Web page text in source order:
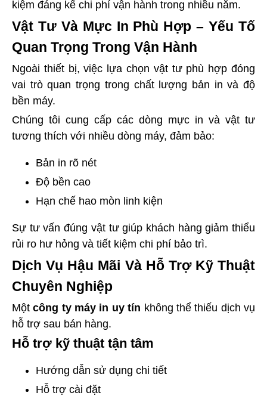
kiệm đáng kể chi phí vận hành trong nhiều năm.
Vật Tư Và Mực In Phù Hợp – Yếu Tố
Quan Trọng Trong Vận Hành
Ngoài thiết bị, việc lựa chọn vật tư phù hợp đóng
vai trò quan trọng trong chất lượng bản in và độ
bền máy.
Chúng tôi cung cấp các dòng mực in và vật tư
tương thích với nhiều dòng máy, đảm bảo:
Bản in rõ nét
Độ bền cao
Hạn chế hao mòn linh kiện
Sự tư vấn đúng vật tư giúp khách hàng giảm thiểu
rủi ro hư hỏng và tiết kiệm chi phí bảo trì.
Dịch Vụ Hậu Mãi Và Hỗ Trợ Kỹ Thuật
Chuyên Nghiệp
Mộtcông ty máy in uy tín không thể thiếu dịch vụ
hỗ trợ sau bán hàng.
Hỗ trợ kỹ thuật tận tâm
Hướng dẫn sử dụng chi tiết
Hỗ trợ cài đặt